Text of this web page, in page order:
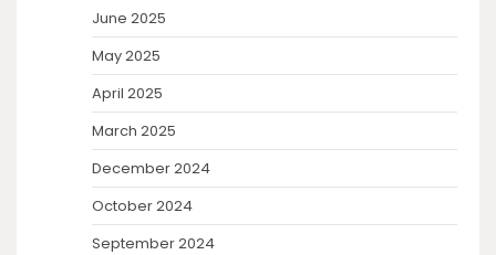
June 2025
May 2025
April 2025
March 2025
December 2024
October 2024
September 2024